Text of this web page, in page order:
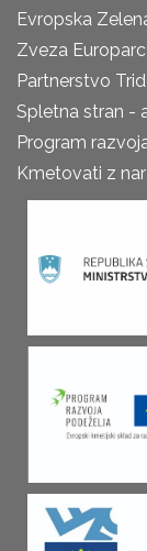
Evropska
Zveza Europarc
Partnerstvo
Spletna stran -
Program
Kmetovati z